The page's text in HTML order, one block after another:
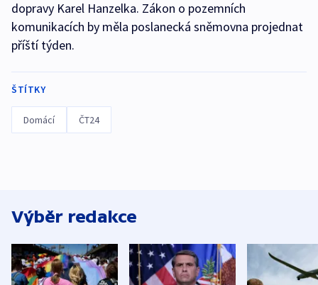
dopravy Karel Hanzelka. Zákon o pozemních
komunikacích by měla poslanecká sněmovna projednat
příští týden.
ŠTÍTKY
Domácí ČT24
Výběr redakce